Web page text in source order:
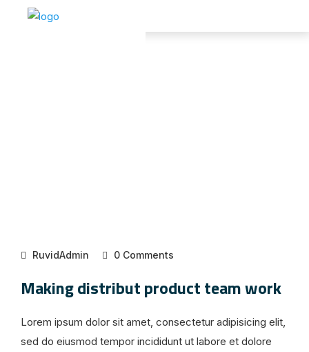
RuvidAdmin 0 Comments
Making distribut product team work
Lorem ipsum dolor sit amet, consectetur adipisicing elit,
sed do eiusmod tempor incididunt ut labore et dolore